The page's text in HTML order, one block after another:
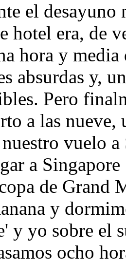
el desayuno
hotel era, de
hora y
absurdas y,
Pero
a las
vuelo
a
de Grand
y
y yo sobre el
ocho